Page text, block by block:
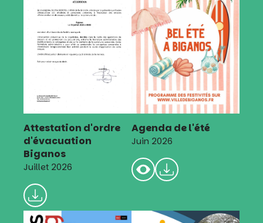
Attestation d'ordre
d'évacuation
Biganos
Juillet 2026
Agenda de l'été
Juin 2026